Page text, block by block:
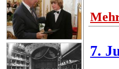
7.